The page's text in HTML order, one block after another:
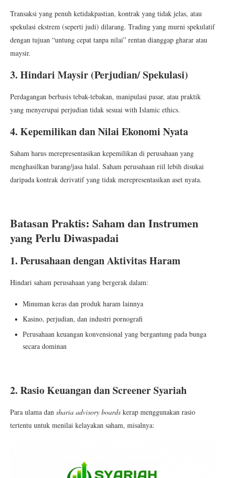
Transaksi yang penuh ketidakpastian, kontrak yang tidak jelas, atau
spekulasi ekstrem (seperti judi) dilarang. Trading yang murni spekulatif
dengan tujuan “untung cepat tanpa nilai” rentan dianggap gharar atau
maysir.
3. Hindari Maysir (Perjudian/ Spekulasi)
Perdagangan berbasis tebak-tebakan, manipulasi pasar, atau praktik
yang menyerupai perjudian tidak sesuai with Islamic ethics.
4. Kepemilikan dan Nilai Ekonomi Nyata
Saham harus merepresentasikan kepemilikan di perusahaan yang
menghasilkan barang/jasa halal. Saham perusahaan riil lebih disukai
daripada kontrak derivatif yang tidak merepresentasikan aset nyata.
Batasan Praktis: Saham dan Instrumen
yang Perlu Diwaspadai
1. Perusahaan dengan Aktivitas Haram
Hindari saham perusahaan yang bergerak dalam:
Minuman keras dan produk haram lainnya
Kasino, perjudian, dan industri pornografi
Perusahaan keuangan konvensional yang bergantung pada bunga
secara dominan
2. Rasio Keuangan dan Screener Syariah
Para ulama dan sharia advisory boards kerap menggunakan rasio
tertentu untuk menilai kelayakan saham, misalnya: